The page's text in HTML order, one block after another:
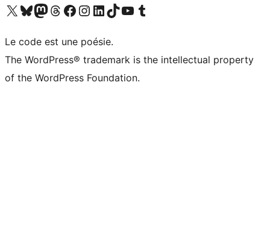
Visitez notre compte X (précédemment Twitter)
Visiter notre compte Bluesky
Visiter notre compte Mastodon
Visiter notre compte Threads
Consulter notre compte Facebook
Consulter notre compte Instagram
Consulter notre compte LinkedIn
Visiter notre compte TokTok
Visiter notre chaîne YouTube
Visiter notre compte Tumblr
Le code est une poésie.
The WordPress® trademark is the intellectual property
of the WordPress Foundation.